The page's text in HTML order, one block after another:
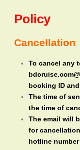
Policy
Cancellation
To cancel any
booking ID
The time of
the time of
The email will
for
hotline